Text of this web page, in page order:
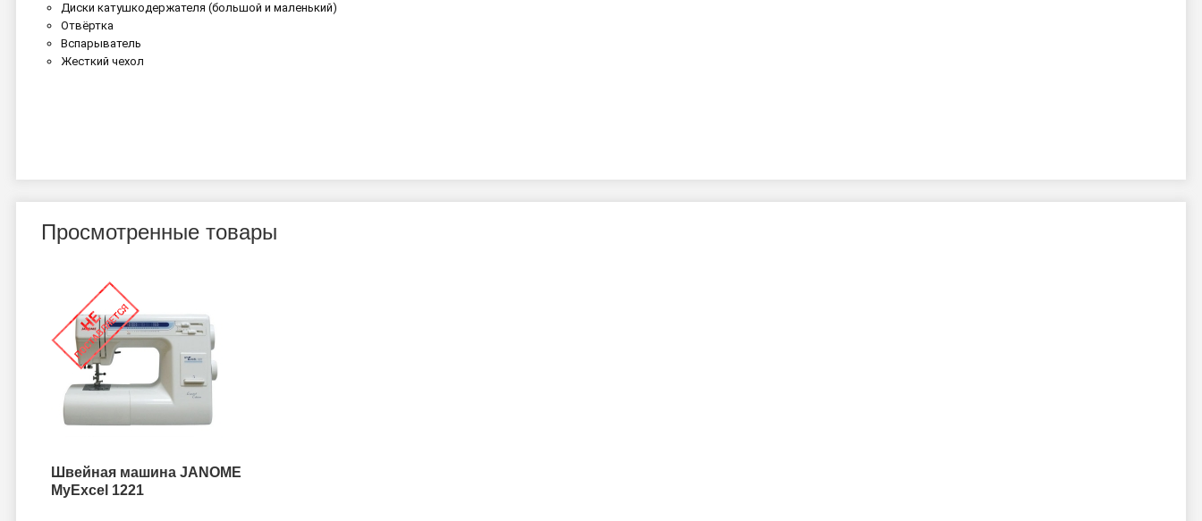
Диски катушкодержателя (большой и маленький)
Отвёртка
Вспарыватель
Жесткий чехол
Просмотренные товары
Швейная машина JANOME
MyExcel 1221